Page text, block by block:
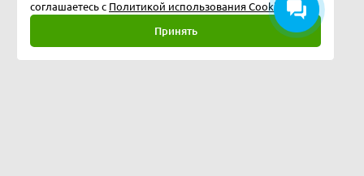
соглашаетесь с Политикой использования Cookies.
Принять